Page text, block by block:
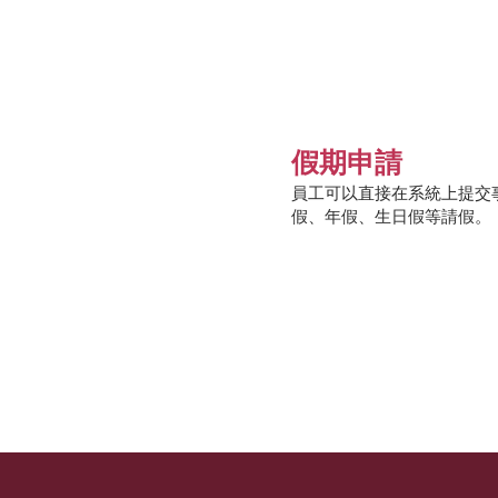
假期申請
員工可以直接在系統上提交
假、年假、生日假等請假。